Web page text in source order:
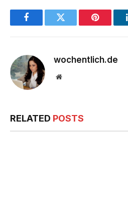
FacebookTwitter Pinterest
wochentlich.de
Website
RELATED POSTS